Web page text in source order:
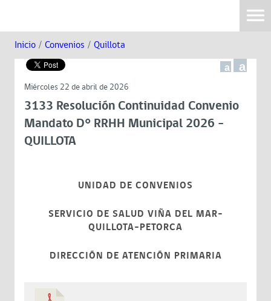
Inicio / Convenios / Quillota
a a
Miércoles 22 de abril de 2026
3133 Resolución Continuidad Convenio
Mandato D° RRHH Municipal 2026 -
QUILLOTA
UNIDAD DE CONVENIOS
SERVICIO DE SALUD VIÑA DEL MAR-
QUILLOTA-PETORCA
DIRECCIÓN DE ATENCIÓN PRIMARIA